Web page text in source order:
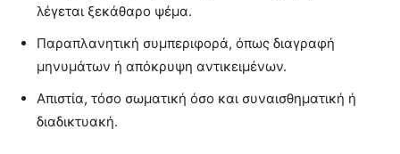
λέγεται ξεκάθαρο ψέμα.
Παραπλανητική συμπεριφορά, όπως διαγραφή
μηνυμάτων ή απόκρυψη αντικειμένων.
Απιστία, τόσο σωματική όσο και συναισθηματική ή
διαδικτυακή.